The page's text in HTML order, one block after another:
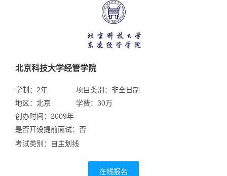
北京科技大学经管学院
学制：2年
地区：北京
项目类别：非全日制
学费：30万
创办时间：2009年
是否开设提前面试：否
考试类别：自主划线
在线报名